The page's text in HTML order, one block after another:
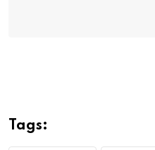
Tags: